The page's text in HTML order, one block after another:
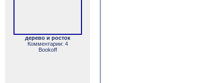
дерево и росток
Комментарии: 4
Bookoff